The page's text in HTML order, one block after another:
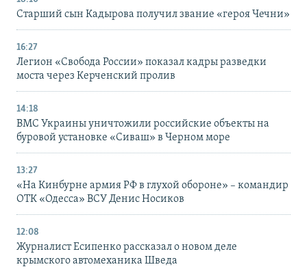
Старший сын Кадырова получил звание «героя Чечни»
16:27
Легион «Свобода России» показал кадры разведки
моста через Керченский пролив
14:18
ВМС Украины уничтожили российские объекты на
буровой установке «Сиваш» в Черном море
13:27
«На Кинбурне армия РФ в глухой обороне» – командир
ОТК «Одесса» ВСУ Денис Носиков
12:08
Журналист Есипенко рассказал о новом деле
крымского автомеханика Шведа